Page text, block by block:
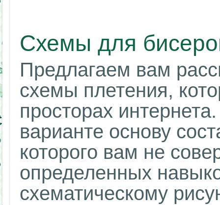
Схемы для
Предлагаем вам
схемы плетения,
просторах
варианте основу
которого вам не
определенных
схематическому